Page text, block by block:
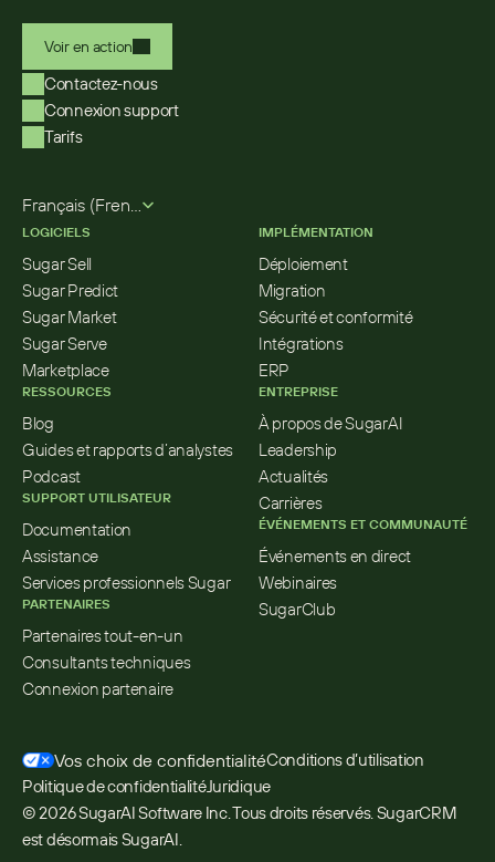
Voir en action
Contactez-nous
Connexion support
Tarifs
Français (French)
LOGICIELS
Sugar Sell
Sugar Predict
Sugar Market
Sugar Serve
Marketplace
RESSOURCES
Blog
Guides et rapports d’analystes
Podcast
SUPPORT UTILISATEUR
Documentation
Assistance
Services professionnels Sugar
PARTENAIRES
Partenaires tout-en-un
Consultants techniques
Connexion partenaire
IMPLÉMENTATION
Déploiement
Migration
Sécurité et conformité
Intégrations
ERP
ENTREPRISE
À propos de SugarAI
Leadership
Actualités
Carrières
ÉVÉNEMENTS ET COMMUNAUTÉ
Événements en direct
Webinaires
SugarClub
Vos choix de confidentialitéConditions d’utilisation
Politique de confidentialitéJuridique
© 2026 SugarAI Software Inc. Tous droits réservés. SugarCRM
est désormais SugarAI.